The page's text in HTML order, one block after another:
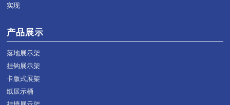
实现
产品展示
落地展示架
挂钩展示架
卡版式展架
纸展示桶